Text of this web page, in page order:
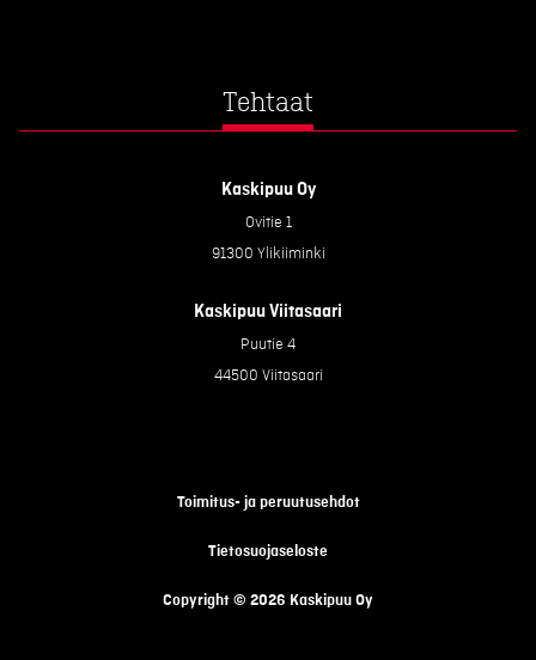
Tehtaat
Kaskipuu Oy
Ovitie 1
91300 Ylikiiminki
Kaskipuu Viitasaari
Puutie 4
44500 Viitasaari
Copyright © 2026 Kaskipuu Oy
Tietosuojaseloste
Toimitus- ja peruutusehdot